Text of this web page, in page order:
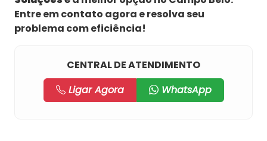
Entre em contato agora e resolva seu
problema com eficiência!
CENTRAL DE ATENDIMENTO
Ligar Agora
WhatsApp